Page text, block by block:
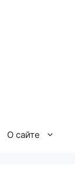
О сайте